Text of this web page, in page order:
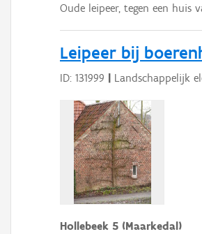
Oude leipeer, tegen een huis
Leipeer bij
ID: 131999 Landschappelijk
Hollebeek 5 (Maarkedal)